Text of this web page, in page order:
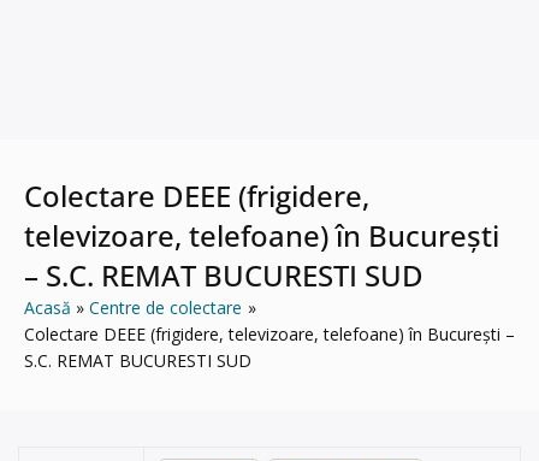
Colectare DEEE (frigidere,
televizoare, telefoane) în București
– S.C. REMAT BUCURESTI SUD
Acasă
Centre de colectare
Colectare DEEE (frigidere, televizoare, telefoane) în București –
S.C. REMAT BUCURESTI SUD